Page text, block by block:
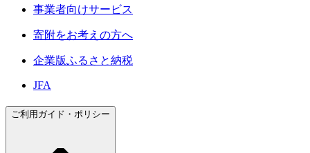
事業者向けサービス
寄附をお考えの方へ
企業版ふるさと納税
JFA
ご利用ガイド・ポリシー